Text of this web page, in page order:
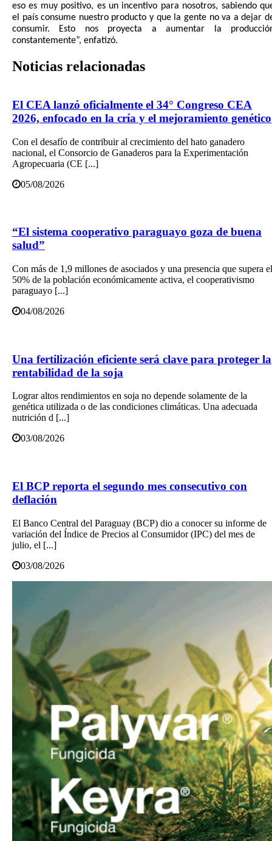
eso es muy positivo, es un incentivo para nosotros, sabiendo
el país consume nuestro producto y que la gente no va a dejar
consumir. Esto nos proyecta a aumentar la
constantemente”, enfatizó.
Noticias relacionadas
El CEA lanzó oficialmente el 34° Congreso CEA
2026, enfocado en la cría y el mejoramiento genético
Con el desafío de contribuir al crecimiento del hato ganadero
nacional, el Consorcio de Ganaderos para la Experimentación
Agropecuaria (CE [...]
05/08/2026
“El sistema cooperativo paraguayo goza de buena
salud”
Con más de 1,9 millones de asociados y una presencia que supera el
50% de la población económicamente activa, el cooperativismo
paraguayo [...]
04/08/2026
Una fertilización eficiente será clave para proteger la
rentabilidad de la soja
Lograr altos rendimientos en soja no depende solamente de la
genética utilizada o de las condiciones climáticas. Una adecuada
nutrición d [...]
03/08/2026
El BCP reporta el segundo mes consecutivo con
deflación
El Banco Central del Paraguay (BCP) dio a conocer su informe de
variación del Índice de Precios al Consumidor (IPC) del mes de
julio, el [...]
03/08/2026